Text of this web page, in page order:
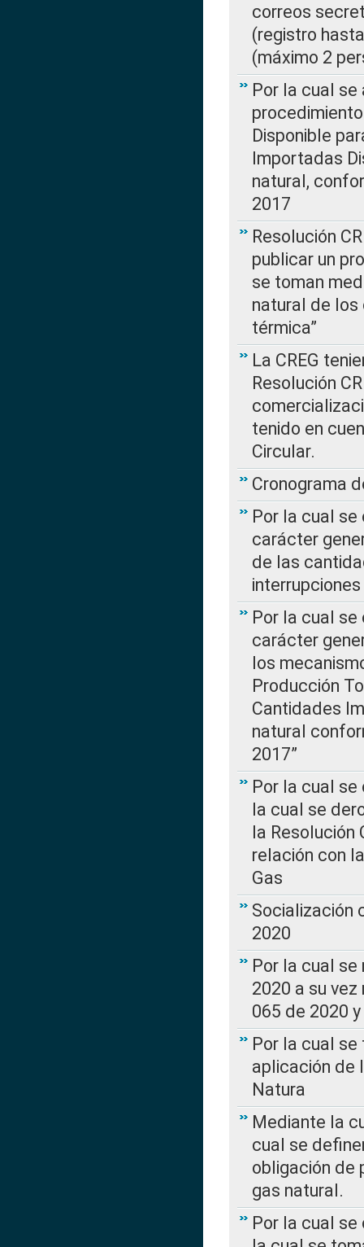
correos
(registro
(máximo 2
Por la cual
Disponible
Importadas
natural,
2017
Resolución
publicar un
se toman
natural de los
térmica”
La CREG
Resolución
tenido en
Circular.
Cronograma
Por la cual
carácter
de las
Por la cual
carácter
los
Producción
Cantidades
natural
2017”
Por la cual
la cual se
la Resolución
relación con
Gas
Socialización
2020
Por la cual se
2020 a su
065 de 2020
Por la cual
aplicación de
Natura
Mediante la
cual se
obligación de
gas natural.
Por la cual se